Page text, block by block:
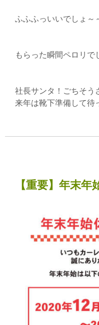
ふふふっいいでしょ
もらった瞬間ペロリ
社長サンタ！ごちそう
来年は靴下準備して
【重要】年末